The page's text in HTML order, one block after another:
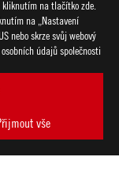
na tlačítko zde.
na „Nastavení
nebo skrze svůj webový
údajů společnosti
vše
VYTVOŘIT
ÚČET